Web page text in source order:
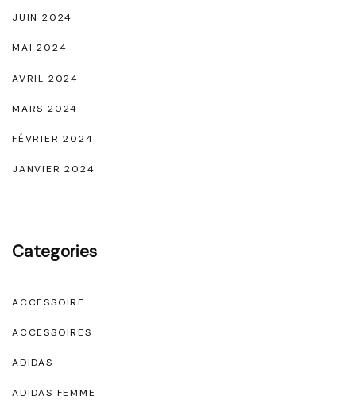
JUIN 2024
MAI 2024
AVRIL 2024
MARS 2024
FÉVRIER 2024
JANVIER 2024
Categories
ACCESSOIRE
ACCESSOIRES
ADIDAS
ADIDAS FEMME